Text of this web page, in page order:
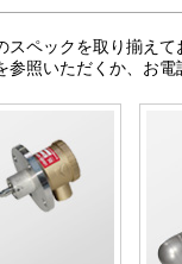
スペックを取り揃えて
参照いただくか、お